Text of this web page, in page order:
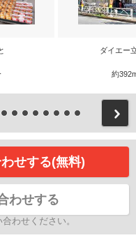
ダイエー
約
せする(無料)
わせする
わせください。